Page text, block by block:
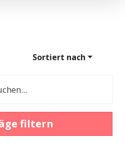
Sortiert nach
filtern